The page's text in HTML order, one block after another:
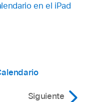
en el iPad
Siguiente